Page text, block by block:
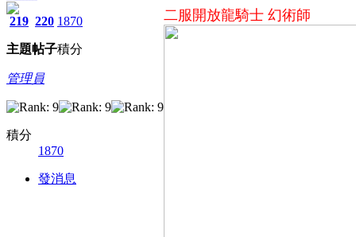
219
主題
220
帖子
1870
積分
管理員
積分
1870
發消息
二服開放龍騎士 幻術師